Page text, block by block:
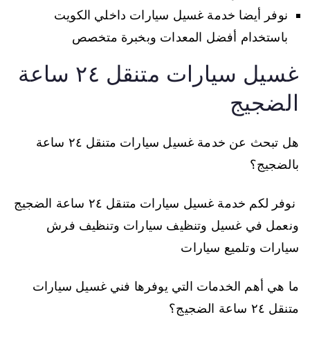
نوفر أيضا خدمة غسيل سيارات داخلي الكويت
باستخدام أفضل المعدات وبخبرة متخصص
غسيل سيارات متنقل ٢٤ ساعة
الضجيج
هل تبحث عن خدمة غسيل سيارات متنقل ٢٤ ساعة
بالضجيج؟
نوفر لكم خدمة غسيل سيارات متنقل ٢٤ ساعة الضجيج
ونعمل في غسيل وتنظيف سيارات وتنظيف فرش
سيارات وتلميع سيارات
ما هي أهم الخدمات التي يوفرها فني غسيل سيارات
متنقل ٢٤ ساعة الضجيج؟